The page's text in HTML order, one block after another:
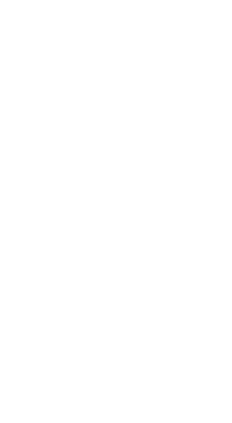
Phân tích dữ liệu lớn